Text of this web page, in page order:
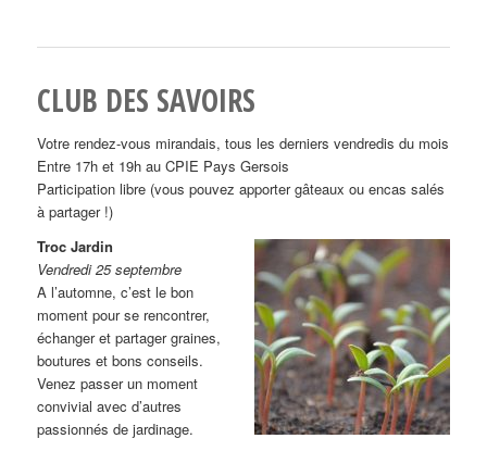
CLUB DES SAVOIRS
Votre rendez-vous mirandais, tous les derniers vendredis du mois
Entre 17h et 19h au CPIE Pays Gersois
Participation libre (vous pouvez apporter gâteaux ou encas salés
à partager !)
Troc Jardin
Vendredi 25 septembre
A l’automne, c’est le bon
moment pour se rencontrer,
échanger et partager graines,
boutures et bons conseils.
Venez passer un moment
convivial avec d’autres
passionnés de jardinage.